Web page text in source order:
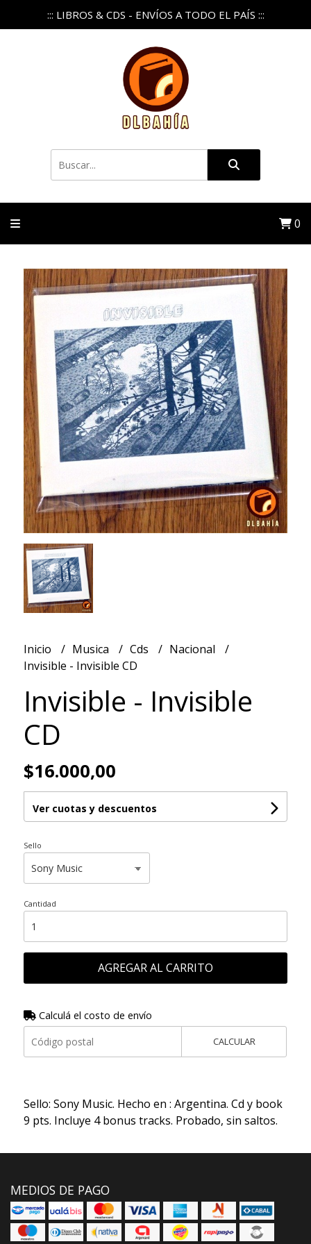
::: LIBROS & CDS - ENVÍOS A TODO EL PAÍS :::
0
Inicio Musica Cds
Nacional
Invisible - Invisible CD
Invisible - Invisible
CD
$16.000,00
Ver cuotas y descuentos
Sello
Cantidad
AGREGAR AL CARRITO
Calculá el costo de envío
CALCULAR
Sello: Sony Music. Hecho en : Argentina. Cd y book
9 pts. Incluye 4 bonus tracks. Probado, sin saltos.
MEDIOS DE PAGO